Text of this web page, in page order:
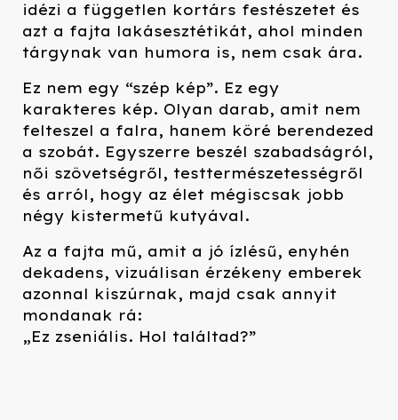
idézi a független kortárs festészetet és
azt a fajta lakásesztétikát, ahol minden
tárgynak van humora is, nem csak ára.
Ez nem egy “szép kép”. Ez egy
karakteres kép. Olyan darab, amit nem
felteszel a falra, hanem köré berendezed
a szobát. Egyszerre beszél szabadságról,
női szövetségről, testtermészetességről
és arról, hogy az élet mégiscsak jobb
négy kistermetű kutyával.
Az a fajta mű, amit a jó ízlésű, enyhén
dekadens, vizuálisan érzékeny emberek
azonnal kiszúrnak, majd csak annyit
mondanak rá:
„Ez zseniális. Hol találtad?”